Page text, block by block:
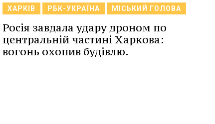
ХАРКІВ РБК-УКРАЇНА МІСЬКИЙ ГОЛОВА
Росія завдала удару дроном по
центральній частині Харкова:
вогонь охопив будівлю.